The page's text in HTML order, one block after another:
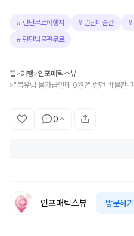
# 런던무료여행지 # 런던미술관 #
# 런던박물관무료
홈>여행>인포매틱스뷰
>
0
인포매틱스뷰 방문하기